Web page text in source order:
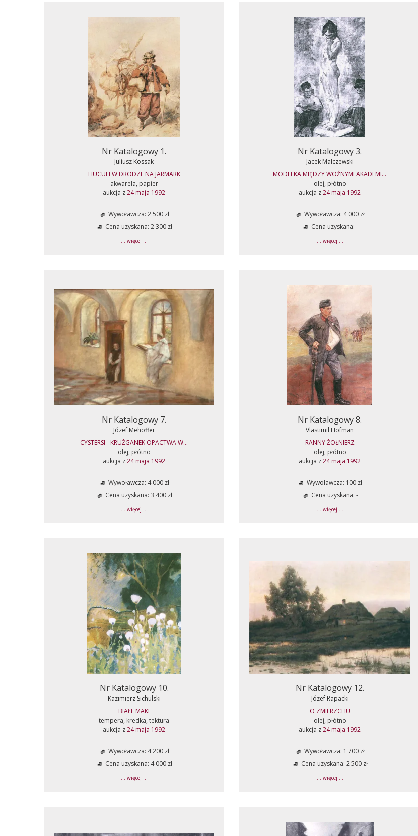
Nr Katalogowy 1.
Juliusz Kossak
HUCULI W DRODZE NA JARMARK
akwarela, papier
aukcja z24 maja 1992
Wywoławcza: 2 500 zł
Cena uzyskana: 2 300 zł
... więcej ...
Nr Katalogowy 3.
Jacek Malczewski
MODELKA MIĘDZY WOŹNYMI AKADEMI...
olej, płótno
aukcja z24 maja 1992
Wywoławcza: 4 000 zł
Cena uzyskana: -
... więcej ...
Nr Katalogowy 7.
Józef Mehoffer
CYSTERSI - KRUŻGANEK OPACTWA W...
olej, płótno
aukcja z24 maja 1992
Wywoławcza: 4 000 zł
Cena uzyskana: 3 400 zł
... więcej ...
Nr Katalogowy 8.
Vlastimil Hofman
RANNY ŻOŁNIERZ
olej, płótno
aukcja z24 maja 1992
Wywoławcza: 100 zł
Cena uzyskana: -
... więcej ...
Nr Katalogowy 10.
Kazimierz Sichulski
BIAŁE MAKI
tempera, kredka, tektura
aukcja z24 maja 1992
Wywoławcza: 4 200 zł
Cena uzyskana: 4 000 zł
... więcej ...
Nr Katalogowy 12.
Józef Rapacki
O ZMIERZCHU
olej, płótno
aukcja z24 maja 1992
Wywoławcza: 1 700 zł
Cena uzyskana: 2 500 zł
... więcej ...